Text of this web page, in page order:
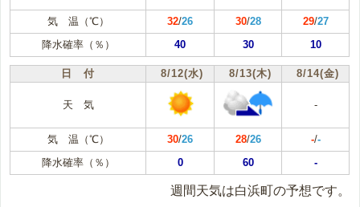
気 温（℃） 32/26 30/28 29/27
降水確率（％）
40 30 10
日 付 8/12(水) 8/13(木) 8/14(金)
天 気 -
気 温（℃） 30/26 28/26 -/-
降水確率（％）
0 60 -
週間天気は白浜町の予想です。